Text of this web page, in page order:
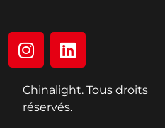
Chinalight. Tous droits
réservés.